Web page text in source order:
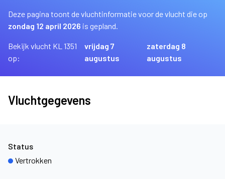
Deze pagina toont de vluchtinformatie voor de vlucht die op
zondag 12 april 2026 is gepland.
Bekijk vlucht KL 1351
op:
vrijdag 7
augustus
zaterdag 8
augustus
Vluchtgegevens
Status
Vertrokken